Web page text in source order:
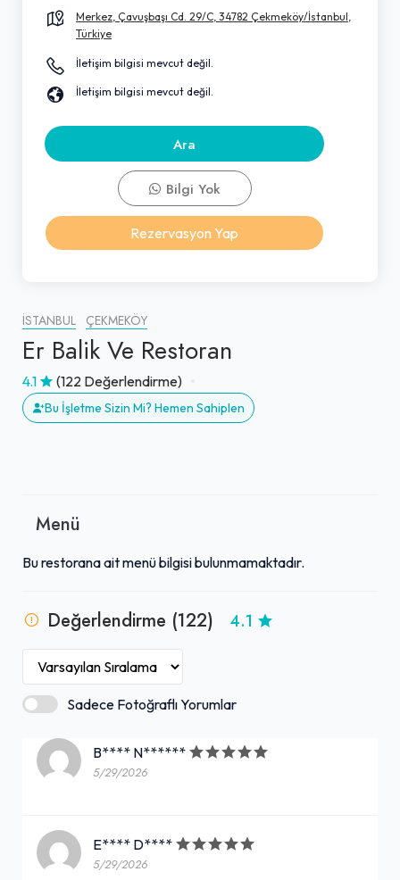
İSTANBUL ÇEKMEKÖY
Er Balik Ve Restoran
4.1 (122 Değerlendirme)
Bu İşletme Sizin Mi? Hemen Sahiplen
Menü
Bu restorana ait menü bilgisi bulunmamaktadır.
Değerlendirme (122) 4.1
Sadece Fotoğraflı Yorumlar
B**** N******
5/29/2026
E**** D****
5/29/2026
Merkez, Çavuşbaşı Cd. 29/C, 34782 Çekmeköy/İstanbul,
Türkiye
İletişim bilgisi mevcut değil.
İletişim bilgisi mevcut değil.
Ara
Bilgi Yok
Rezervasyon Yap